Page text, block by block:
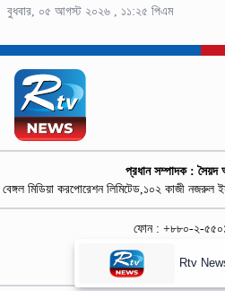
বুধবার, ০৫ আগস্ট ২০২৬ , ১১:২৫ পিএম
প্রধান সম্পাদক : সৈয়দ
বেঙ্গল মিডিয়া করপোরেশন লিমিটেড,১০২ কাজী নজরুল
ফোন : +৮৮০-২-
বিজ্ঞাপন :
Rtv